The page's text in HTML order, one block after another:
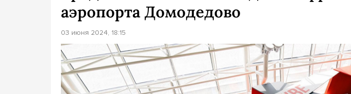
аэропорта Домодедово
03 июня 2024, 18:15